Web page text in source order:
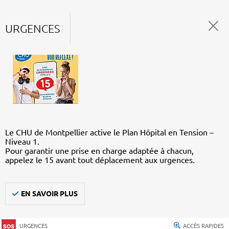
URGENCES
Le CHU de Montpellier active le Plan Hôpital en Tension –
Niveau 1.
Pour garantir une prise en charge adaptée à chacun,
appelez le 15 avant tout déplacement aux urgences.
EN SAVOIR PLUS
URGENCES ACCÈS RAPIDES